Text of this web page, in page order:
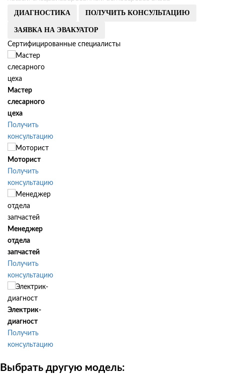
ДИАГНОСТИКА ПОЛУЧИТЬ КОНСУЛЬТАЦИЮ
ЗАЯВКА НА ЭВАКУАТОР
Сертифицированные специалисты
Мастер
слесарного
цеха
Получить
консультацию
Моторист
Получить
консультацию
Менеджер
отдела
запчастей
Получить
консультацию
Электрик-
диагност
Получить
консультацию
Выбрать другую модель: